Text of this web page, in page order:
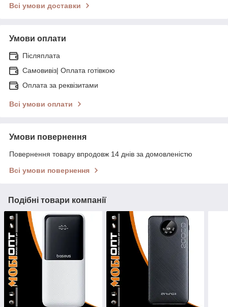
Всі умови доставки
Умови оплати
Післяплата
Самовивіз| Оплата готівкою
Оплата за реквізитами
Всі умови оплати
Умови повернення
Повернення товару впродовж 14 днів за домовленістю
Всі умови повернення
Подібні товари компанії